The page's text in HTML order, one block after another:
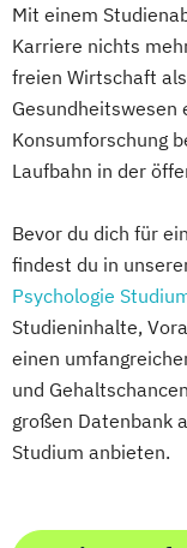
Mit einem
Karriere nichts
freien Wirtschaft
Gesundheitswesen
Konsumforschung
Laufbahn in der
Bevor du dich für
findest du in
Psychologie
Studieninhalte,
einen
und
großen Datenbank
Studium anbieten.